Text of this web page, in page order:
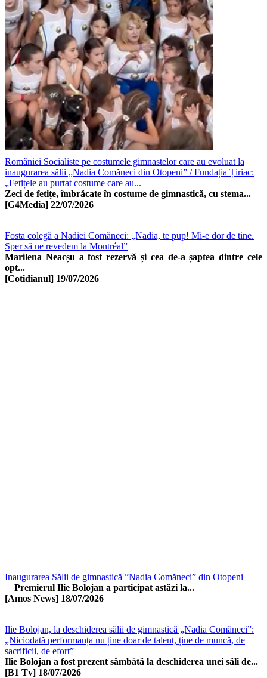
României Socialiste pe costumele gimnastelor care au evoluat la
inaugurarea sălii „Nadia Comăneci din Otopeni” / Fundația Țiriac:
„Fetițele au purtat costume care au...
Zeci de fetițe, îmbrăcate în costume de gimnastică, cu stema...
[G4Media] 22/07/2026
Fosta colegă a Nadiei Comăneci: „Nadia, te pup! Mi-e dor de tine.
Sper să ne revedem la Montréal”
Marilena Neacșu a fost rezervă și cea de-a șaptea dintre cele
opt...
[Cotidianul] 19/07/2026
Inaugurarea Sălii de gimnastică ”Nadia Comăneci” din Otopeni
Premierul Ilie Bolojan a participat astăzi la...
[Amos News] 18/07/2026
Ilie Bolojan, la deschiderea sălii de gimnastică „Nadia Comăneci”:
„Niciodată performanța nu ține doar de talent, ține de muncă, de
sacrificii, de efort”
Ilie Bolojan a fost prezent sâmbătă la deschiderea unei săli de...
[B1 Tv] 18/07/2026